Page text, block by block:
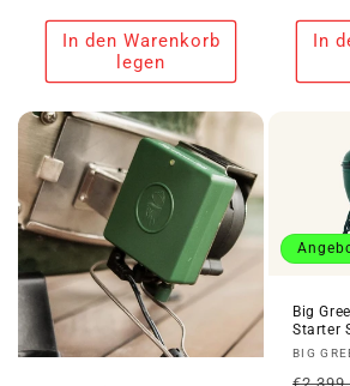
In den Warenkorb
legen
Preis
In
Big
Starter
BIG